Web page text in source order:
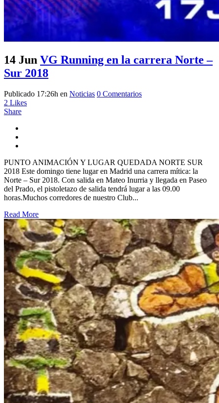
14 Jun VG Running en la carrera Norte –
Sur 2018
Publicado 17:26h en Noticias 0 Comentarios
2 Likes
Share
PUNTO ANIMACIÓN Y LUGAR QUEDADA NORTE SUR
2018 Este domingo tiene lugar en Madrid una carrera mítica: la
Norte – Sur 2018. Con salida en Mateo Inurria y llegada en Paseo
del Prado, el pistoletazo de salida tendrá lugar a las 09.00
horas.Muchos corredores de nuestro Club...
Read More